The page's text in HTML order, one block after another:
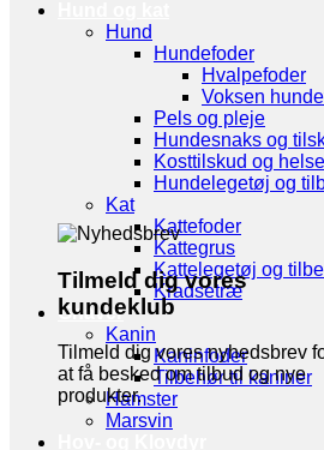
Hund
Hundefoder
Hvalpefoder
Voksen
Pels og pleje
Hundesnaks og
Kosttilskud og helse
Hundelegetøj og
Kat
Kattefoder
Kattegrus
Kattelegetøj og
Kradsetræ
Gnaver
Kanin
Kaninfoder
Tilbehør til kaniner
Hamster
Marsvin
Tilmeld dig vores
kundeklub
Tilmeld dig vores nyhedsbrev
at få besked om tilbud og nye
produkter.